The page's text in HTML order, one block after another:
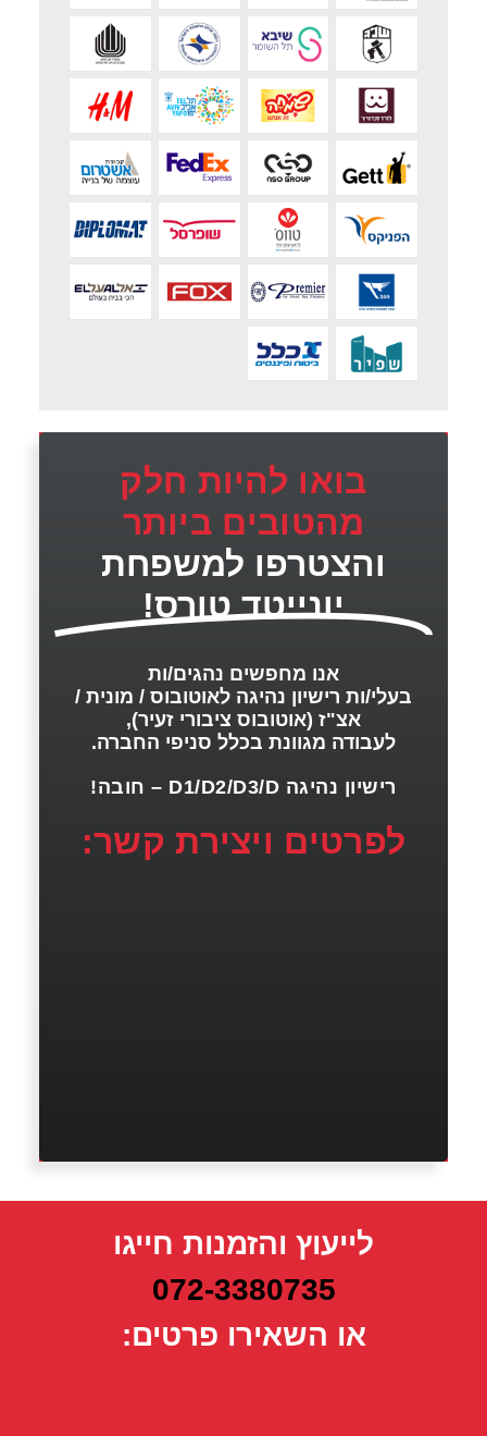
בואו להיות חלק
מהטובים ביותר
והצטרפו למשפחת
יונייטד טורס!
אנו מחפשים נהגים/ות
בעלי/ות רישיון נהיגה לאוטובוס / מונית /
אצ"ז (אוטובוס ציבורי זעיר),
לעבודה מגוונת בכלל סניפי החברה.
רישיון נהיגה D1/D2/D3/D – חובה!
לפרטים ויצירת קשר:
לייעוץ והזמנות חייגו
072-3380735
או השאירו פרטים: